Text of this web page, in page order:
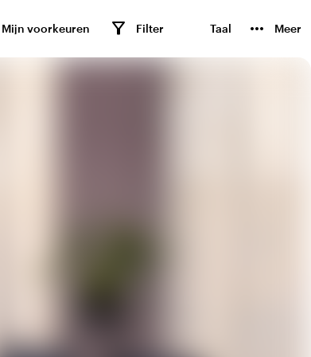
Mijn voorkeuren Filter
filter_alt Taal Meer
more_horiz